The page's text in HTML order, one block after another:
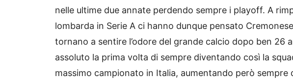
nelle ultime due annate perdendo sempre i playoff. A
lombarda in Serie A ci hanno dunque pensato
tornano a sentire l’odore del grande calcio dopo ben 26
assoluto la prima volta di sempre diventando così la
massimo campionato in Italia, aumentando però sempre